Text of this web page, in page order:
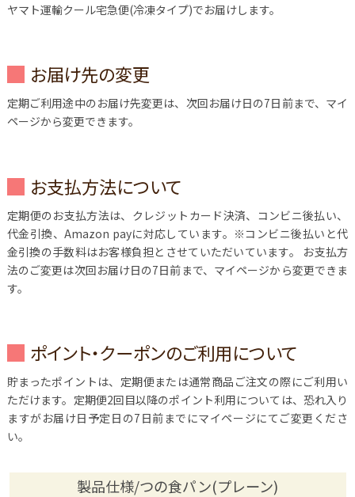
ヤマト運輸クール宅急便(冷凍タイプ)でお届けします。
お届け先の変更
定期ご利用途中のお届け先変更は、次回お届け日の7日前まで、マイ
ページから変更できます。
お支払方法について
定期便のお支払方法は、クレジットカード決済、コンビニ後払い、
代金引換、Amazon payに対応しています。※コンビニ後払いと代
金引換の手数料はお客様負担とさせていただいています。
お支払方
法のご変更は次回お届け日の7日前まで、マイページから変更できま
す。
ポイント・クーポンのご利用について
貯まったポイントは、定期便または通常商品ご注文の際にご利用い
ただけます。定期便2回目以降のポイント利用については、恐れ入り
ますがお届け日予定日の7日前までにマイページにてご変更くださ
い。
製品仕様/つの食パン(プレーン)